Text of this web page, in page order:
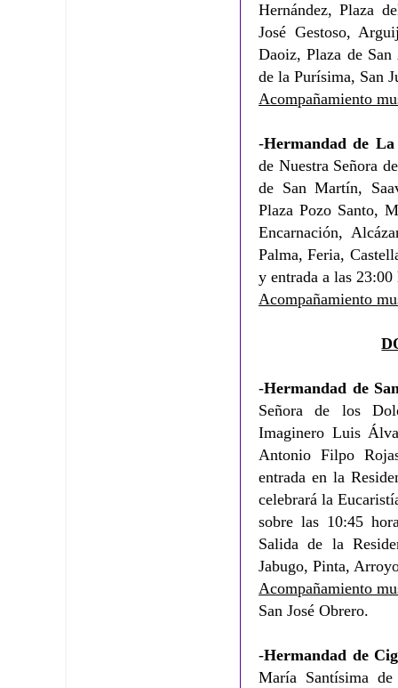
Hernández, Plaza
José Gestoso,
Daoiz, Plaza de
de la Purísima, San
Acompañamiento
-Hermandad de
de Nuestra Señora
de San Martín,
Plaza Pozo Santo,
Encarnación,
Palma, Feria,
y entrada a las 23:00
Acompañamiento
-Hermandad de
Señora de los
Imaginero Luis
Antonio Filpo
entrada en la
celebrará la
sobre las 10:45
Salida de la
Jabugo, Pinta,
Acompañamiento
San José Obrero.
-Hermandad de
María Santísima